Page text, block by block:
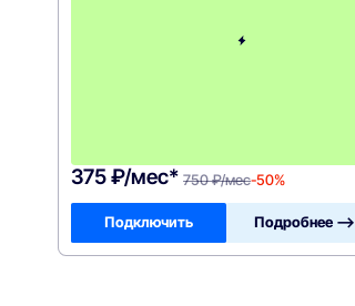
375 ₽/мес* 750 ₽/мес-50%
Подключить Подробнее —>